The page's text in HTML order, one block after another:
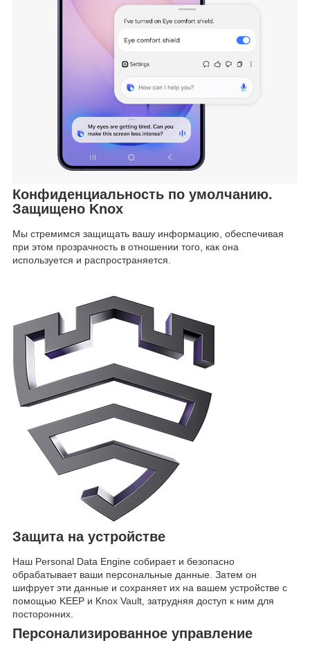
Конфиденциальность по умолчанию.
Защищено Knox
Мы стремимся защищать вашу информацию, обеспечивая
при этом прозрачность в отношении того, как она
используется и распространяется.
Защита на устройстве
Наш Personal Data Engine собирает и безопасно
обрабатывает ваши персональные данные. Затем он
шифрует эти данные и сохраняет их на вашем устройстве с
помощью KEEP и Knox Vault, затрудняя доступ к ним для
посторонних.
Персонализированное управление